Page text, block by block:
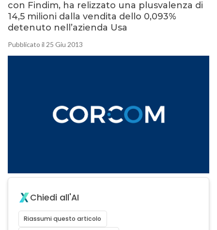
con Findim, ha relizzato una plusvalenza di
14,5 milioni dalla vendita dello 0,093%
detenuto nell’azienda Usa
Pubblicato il 25 Giu 2013
Chiedi all'AI
Riassumi questo articolo